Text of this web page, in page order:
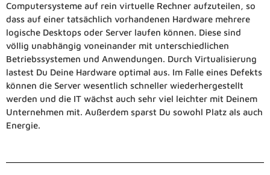
Computersysteme auf rein virtuelle Rechner aufzuteilen, so
dass auf einer tatsächlich vorhandenen Hardware mehrere
logische Desktops oder Server laufen können. Diese sind
völlig unabhängig voneinander mit unterschiedlichen
Betriebssystemen und Anwendungen. Durch Virtualisierung
lastest Du Deine Hardware optimal aus. Im Falle eines Defekts
können die Server wesentlich schneller wiederhergestellt
werden und die IT wächst auch sehr viel leichter mit Deinem
Unternehmen mit. Außerdem sparst Du sowohl Platz als auch
Energie.